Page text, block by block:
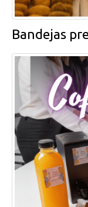
Bandejas